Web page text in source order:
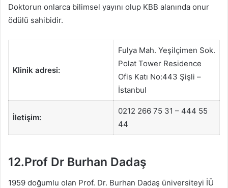
Doktorun onlarca bilimsel yayını olup KBB alanında onur
ödülü sahibidir.
Klinik adresi:
Fulya Mah. Yeşilçimen Sok.
Polat Tower Residence
Ofis Katı No:443 Şişli –
İstanbul
İletişim:
0212 266 75 31 – 444 55
44
12.Prof Dr Burhan Dadaş
1959 doğumlu olan Prof. Dr. Burhan Dadaş üniversiteyi İÜ